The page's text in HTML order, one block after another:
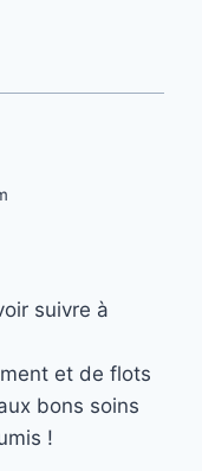
suivre à
et de flots
bons soins
!